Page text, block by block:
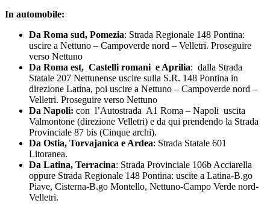
In automobile:
Da Roma sud, Pomezia: Strada Regionale 148 Pontina:
uscire a Nettuno – Campoverde nord – Velletri. Proseguire
verso Nettuno
Da Roma est, Castelli romani e Aprilia: dalla Strada
Statale 207 Nettunense uscire sulla S.R. 148 Pontina in
direzione Latina, poi uscire a Nettuno – Campoverde nord –
Velletri. Proseguire verso Nettuno
Da Napoli: con l’Autostrada A1 Roma – Napoli uscita
Valmontone (direzione Velletri) e da qui prendendo la Strada
Provinciale 87 bis (Cinque archi).
Da Ostia, Torvajanica e Ardea: Strada Statale 601
Litoranea.
Da Latina, Terracina: Strada Provinciale 106b Acciarella
oppure Strada Regionale 148 Pontina: uscite a Latina-B.go
Piave, Cisterna-B.go Montello, Nettuno-Campo Verde nord-
Velletri.